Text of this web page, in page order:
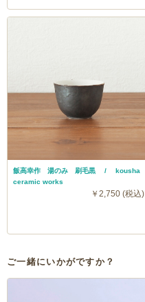
飯高幸作 湯のみ 刷毛黒 / kousha
ceramic works
￥2,750 (税込)
ご一緒にいかがですか？